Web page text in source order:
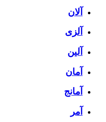
آلان
آلزی
آلین
آمان
آمانج
آمر